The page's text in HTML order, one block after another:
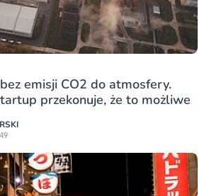
emisji CO2 do atmosfery.
przekonuje, że to możliwe